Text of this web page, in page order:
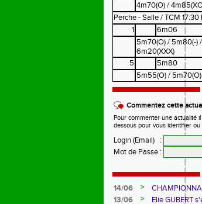
4m70(O) /
Perche - Salle / TCM 17:30
1
6m06
5m70(O) / 5m80(-)
6m20(XXX)
5
5m80
5m55(O) /
Commentez cette
Pour commenter une actualité
dessous pour vous identifier
Login (Email)
:
Mot de Passe :
14/06 >
13/06
>
Elie GUBERT